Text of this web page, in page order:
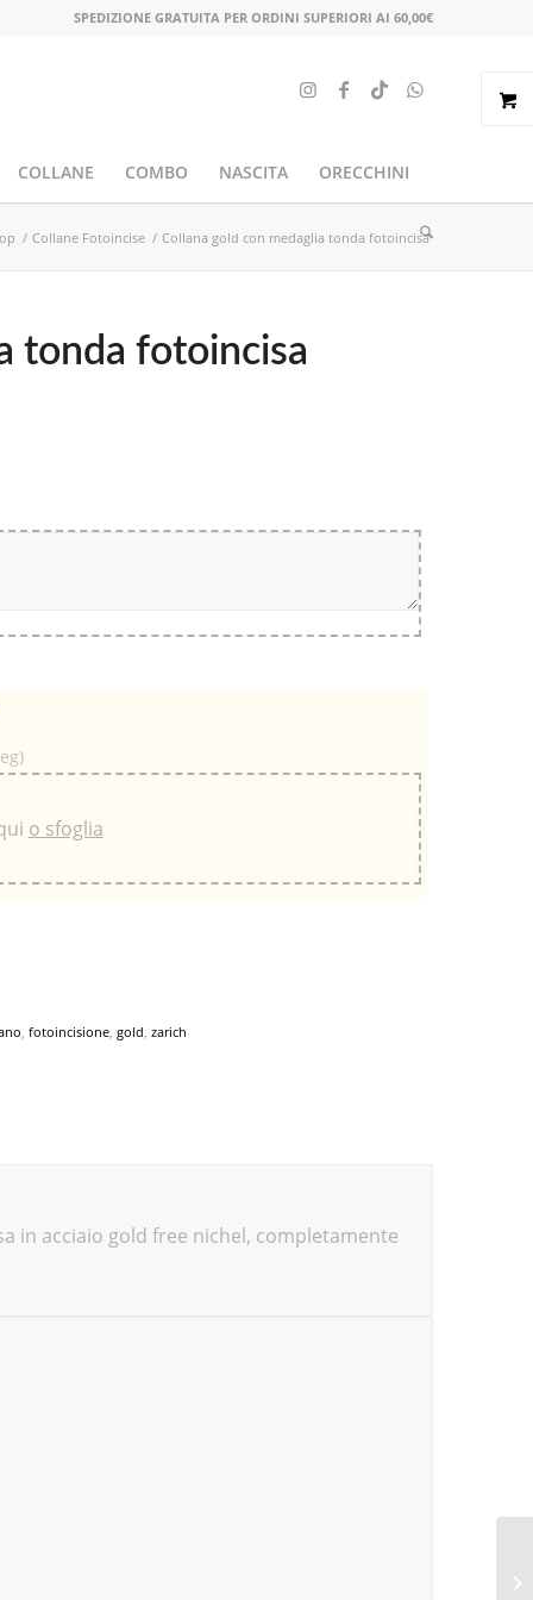
SPEDIZIONE GRATUITA PER ORDINI SUPERIORI AI 60,00€
COLLANE COMBO NASCITA ORECCHINI
/ Collane Fotoincise / Collana gold con medaglia tonda fotoincisa
tonda fotoincisa
o sfoglia
, fotoincisione, gold, zarich
in acciaio gold free nichel, completamente